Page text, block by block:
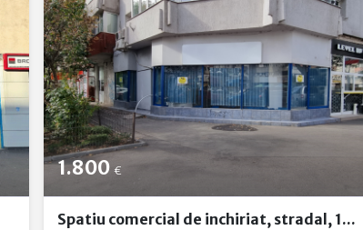
1.800€
Spatiu comercial de inchiriat, stradal, 1...